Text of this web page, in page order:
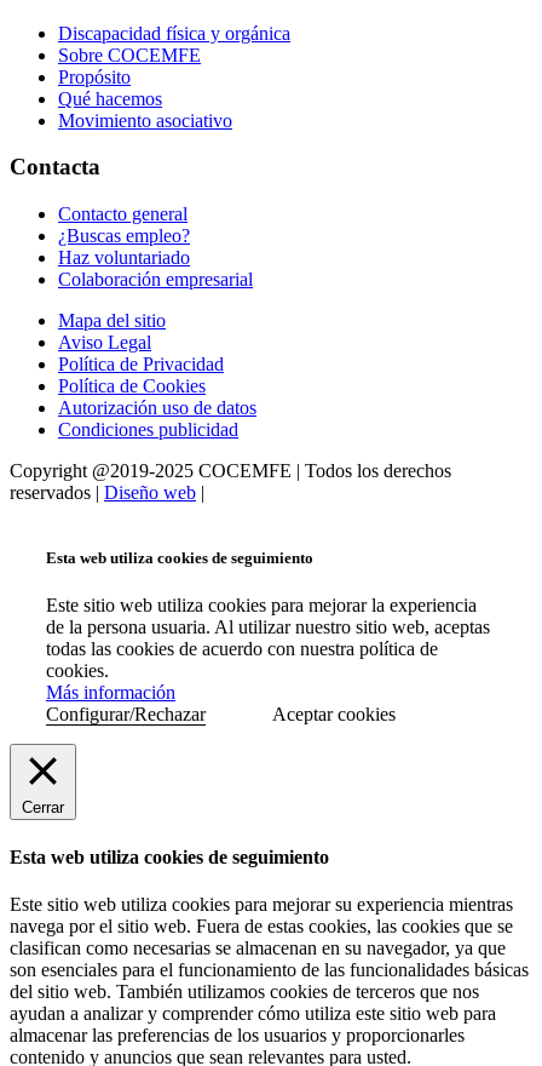
Discapacidad física y orgánica
Sobre COCEMFE
Propósito
Qué hacemos
Movimiento asociativo
Contacta
Contacto general
¿Buscas empleo?
Haz voluntariado
Colaboración empresarial
Mapa del sitio
Aviso Legal
Política de Privacidad
Política de Cookies
Autorización uso de datos
Condiciones publicidad
Copyright @2019-2025 COCEMFE | Todos los derechos
reservados | Diseño web |
Esta web utiliza cookies de seguimiento
Este sitio web utiliza cookies para mejorar la experiencia
de la persona usuaria. Al utilizar nuestro sitio web, aceptas
todas las cookies de acuerdo con nuestra política de
cookies.
Más información
Configurar/Rechazar
Aceptar cookies
Cerrar
Esta web utiliza cookies de seguimiento
Este sitio web utiliza cookies para mejorar su experiencia mientras
navega por el sitio web. Fuera de estas cookies, las cookies que se
clasifican como necesarias se almacenan en su navegador, ya que
son esenciales para el funcionamiento de las funcionalidades básicas
del sitio web. También utilizamos cookies de terceros que nos
ayudan a analizar y comprender cómo utiliza este sitio web para
almacenar las preferencias de los usuarios y proporcionarles
contenido y anuncios que sean relevantes para usted.